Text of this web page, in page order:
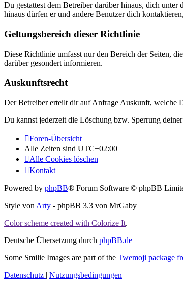
Du gestattest dem Betreiber darüber hinaus, dich
hinaus dürfen er und andere Benutzer dich
Geltungsbereich dieser Richtlinie
Diese Richtlinie umfasst nur den Bereich der Seiten,
darüber gesondert informieren.
Auskunftsrecht
Der Betreiber erteilt dir auf Anfrage Auskunft, welche
Du kannst jederzeit die Löschung bzw. Sperrung
Foren-Übersicht
Alle Zeiten sind UTC+02:00
Alle Cookies löschen
Kontakt
Powered by phpBB® Forum Software © phpBB
Style von Arty - phpBB 3.3 von MrGaby
Color scheme created with Colorize It.
Deutsche Übersetzung durch phpBB.de
Some Smilie Images are part of the Twemoji package
Datenschutz | Nutzungsbedingungen